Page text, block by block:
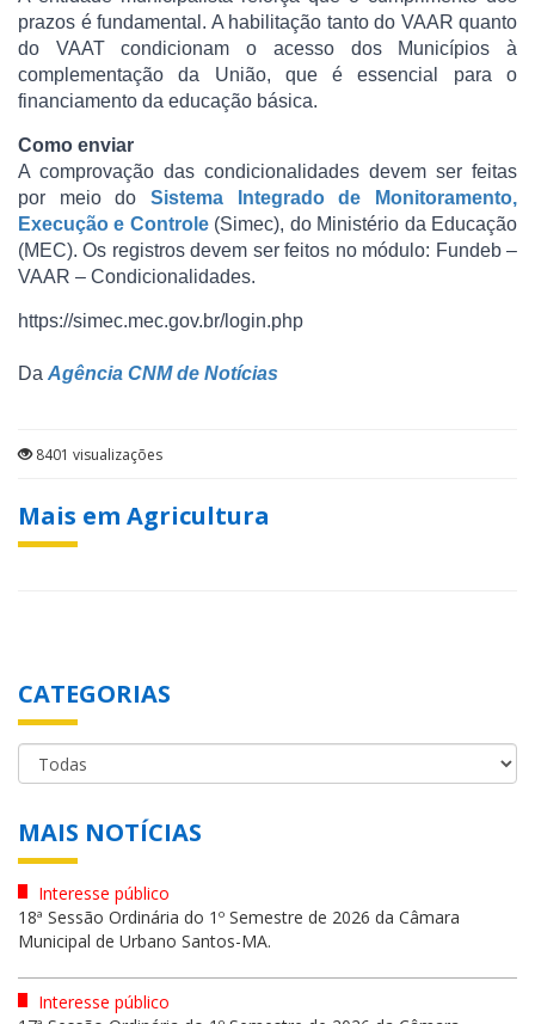
prazos é fundamental. A habilitação tanto do VAAR quanto
do VAAT condicionam o acesso dos Municípios à
complementação da União, que é essencial para o
financiamento da educação básica.
Como enviar
A comprovação das condicionalidades devem ser feitas
por meio do Sistema Integrado de Monitoramento,
Execução e Controle(Simec), do Ministério da Educação
(MEC). Os registros devem ser feitos no módulo: Fundeb –
VAAR – Condicionalidades.
https://simec.mec.gov.br/login.php
Da Agência CNM de Notícias
8401 visualizações
Mais em Agricultura
CATEGORIAS
MAIS NOTÍCIAS
Interesse público
18ª Sessão Ordinária do 1º Semestre de 2026 da Câmara
Municipal de Urbano Santos-MA.
Interesse público